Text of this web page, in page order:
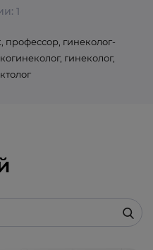
1
профессор, гинеколог-
гинеколог,